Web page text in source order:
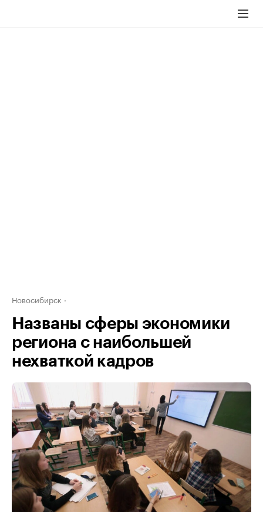
Новосибирск
Названы сферы экономики
региона с наибольшей
нехваткой кадров